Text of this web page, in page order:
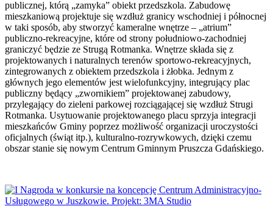
publicznej, którą „zamyka” obiekt przedszkola. Zabudowę
mieszkaniową projektuje się wzdłuż granicy wschodniej i północnej
w taki sposób, aby stworzyć kameralne wnętrze – „atrium”
publiczno-rekreacyjne, które od strony południowo-zachodniej
graniczyć będzie ze Strugą Rotmanka. Wnętrze składa się z
projektowanych i naturalnych terenów sportowo-rekreacyjnych,
zintegrowanych z obiektem przedszkola i żłobka. Jednym z
głównych jego elementów jest wielofunkcyjny, integrujący plac
publiczny będący „zwornikiem” projektowanej zabudowy,
przylegający do zieleni parkowej rozciągającej się wzdłuż Strugi
Rotmanka. Usytuowanie projektowanego placu sprzyja integracji
mieszkańców Gminy poprzez możliwość organizacji uroczystości
oficjalnych (świąt itp.), kulturalno-rozrywkowych, dzięki czemu
obszar stanie się nowym Centrum Gminnym Pruszcza Gdańskiego.